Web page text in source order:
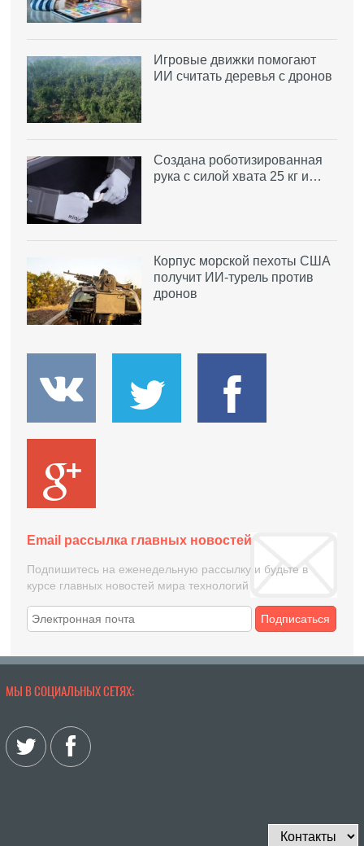
Игровые движки помогают
ИИ считать деревья с дронов
Создана роботизированная
рука с силой хвата 25 кг и…
Корпус морской пехоты США
получит ИИ-турель против
дронов
Email рассылка главных новостей
Подпишитесь на еженедельную рассылку и будьте в
курсе главных новостей мира технологий
Подписаться
МЫ В СОЦИАЛЬНЫХ СЕТЯХ: